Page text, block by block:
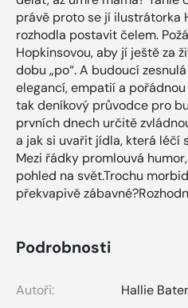
právě proto se jí ilustrátorka
rozhodla postavit čelem.
Hopkinsovou, aby jí ještě za
dobu „po“. A budoucí
elegancí, empatií a
tak deníkový průvodce pro
prvních dnech určitě
a jak si uvařit jídla, která léčí
Mezi řádky promlouvá
pohled na svět.Trochu
překvapivě
Podrobnosti
Autoři: Hallie